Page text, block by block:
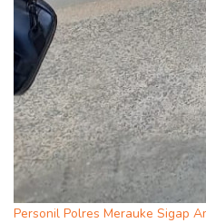
Personil Polres Merauke Sigap